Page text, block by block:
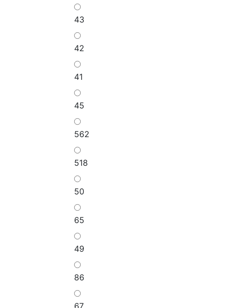
43
42
41
45
562
518
50
65
49
86
67